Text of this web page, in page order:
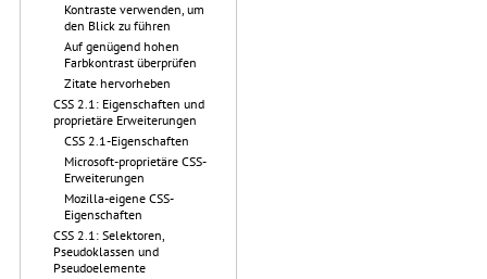
Kontraste verwenden, um
den Blick zu führen
Auf genügend hohen
Farbkontrast überprüfen
Zitate hervorheben
CSS 2.1: Eigenschaften und
proprietäre Erweiterungen
CSS 2.1-Eigenschaften
Microsoft-proprietäre CSS-
Erweiterungen
Mozilla-eigene CSS-
Eigenschaften
CSS 2.1: Selektoren,
Pseudoklassen und
Pseudoelemente